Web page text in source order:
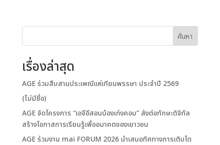
ค้นหา
เรื่องล่าสุด
AGE ร่วมสืบสานประเพณีแห่เทียนพรรษา ประจำปี 2569
(ไม่มีชื่อ)
AGE จัดโครงการ “เอจีอีสอนน้องเก่งคอม” ส่งต่อทักษะดิจิทัล
สร้างโอกาสการเรียนรู้เพื่ออนาคตของเยาวชน
AGE ร่วมงาน mai FORUM 2026 นำเสนอทิศทางการเติบโต